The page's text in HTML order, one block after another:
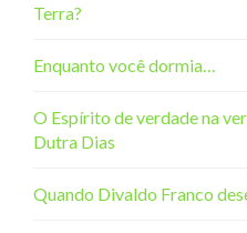
Terra?
Enquanto você dormia…
O Espírito de verdade na
Dutra Dias
Quando Divaldo Franco